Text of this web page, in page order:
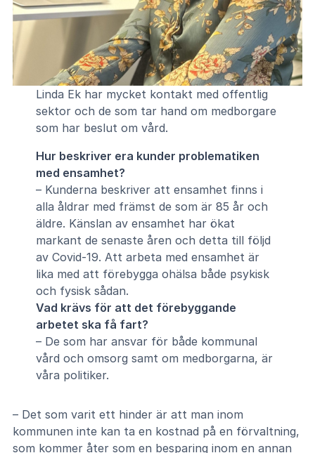
Linda Ek har mycket kontakt med offentlig
sektor och de som tar hand om medborgare
som har beslut om vård.
Hur beskriver era kunder problematiken
med ensamhet?
– Kunderna beskriver att ensamhet finns i
alla åldrar med främst de som är 85 år och
äldre. Känslan av ensamhet har ökat
markant de senaste åren och detta till följd
av Covid-19. Att arbeta med ensamhet är
lika med att förebygga ohälsa både psykisk
och fysisk sådan.
Vad krävs för att det förebyggande
arbetet ska få fart?
– De som har ansvar för både kommunal
vård och omsorg samt om medborgarna, är
våra politiker.
– Det som varit ett hinder är att man inom
kommunen inte kan ta en kostnad på en förvaltning,
som kommer åter som en besparing inom en annan